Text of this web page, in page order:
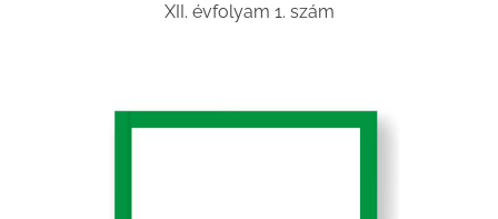
XII. évfolyam 1. szám